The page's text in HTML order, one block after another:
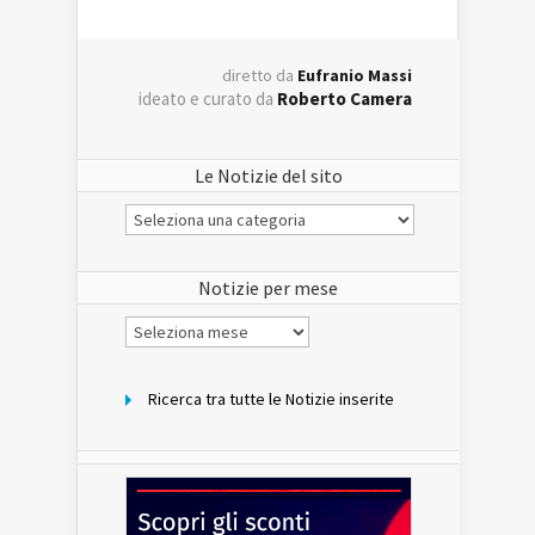
diretto da Eufranio Massi
ideato e curato da Roberto Camera
Le Notizie del sito
Le
Notizie
Notizie per mese
Notizie
per
Ricerca tra tutte le Notizie inserite